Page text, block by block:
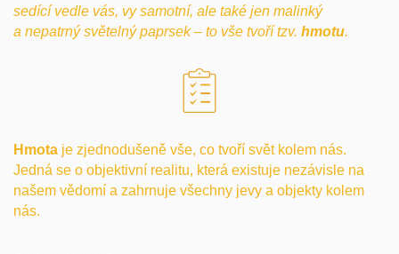
sedící vedle vás, vy samotní, ale také jen malinký
a nepatrný světelný paprsek – to vše tvoří tzv. hmotu.
Hmota je zjednodušeně vše, co tvoří svět kolem nás.
Jedná se o objektivní realitu, která existuje nezávisle na
našem vědomí a zahrnuje všechny jevy a objekty kolem
nás.